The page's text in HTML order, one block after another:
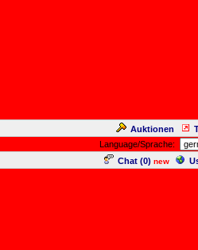
Auktionen
Language/Sprache:
Chat (0) new